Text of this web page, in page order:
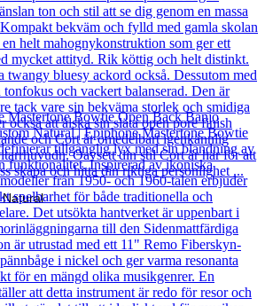
Natural